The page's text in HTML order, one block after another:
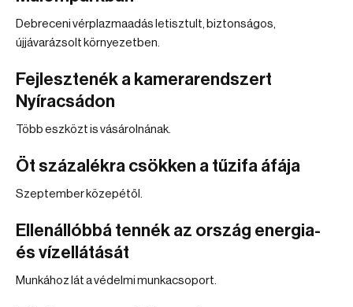
Debreceni vérplazmaadás letisztult, biztonságos,
újjávarázsolt környezetben.
Fejlesztenék a kamerarendszert
Nyíracsádon
Több eszközt is vásárolnának.
Öt százalékra csökken a tűzifa áfája
Szeptember közepétől.
Ellenállóbbá tennék az ország energia-
és vízellátását
Munkához lát a védelmi munkacsoport.